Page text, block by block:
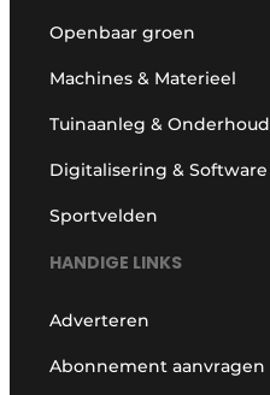
Openbaar groen
Machines & Materieel
Tuinaanleg & Onderhoud
Digitalisering & Software
Sportvelden
HANDIGE LINKS
Adverteren
Abonnement aanvragen